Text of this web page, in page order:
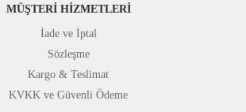
MÜŞTERİ HİZMETLERİ
İade ve İptal
Sözleşme
Kargo & Teslimat
KVKK ve Güvenli Ödeme